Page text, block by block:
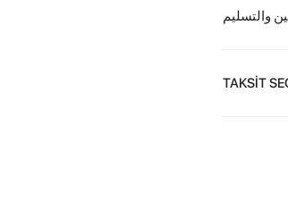
والتسليم
TAKSİT